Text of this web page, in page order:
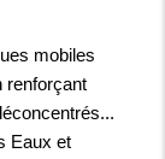
mobiles
renforçant
Eaux et